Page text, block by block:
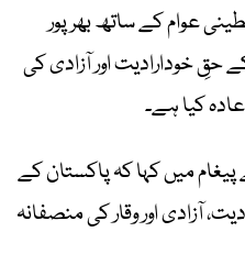
عوام کے ساتھ بھرپور
حقِ خودارادیت اور آزادی کی
کیا ہے۔
میں کہا کہ پاکستان کے
آزادی اور وقار کی منصفانہ